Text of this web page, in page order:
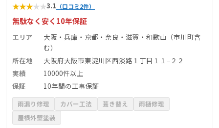
★★★★★3.1 （口コミ2件）
無駄なく安く10年保証
エリア
大阪・兵庫・京都・奈良・滋賀・和歌山（市川町含
む）
所在地
大阪府大阪市東淀川区西淡路１丁目１１−２２
実績
10000件以上
保証
10年間の工事保証
雨漏り修理 カバー工法 葺き替え
雨樋修理
屋根外壁塗装